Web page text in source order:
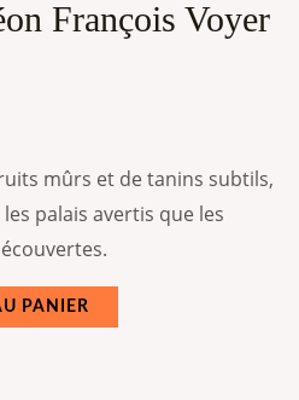
François Voyer
mûrs et de tanins subtils,
palais avertis que les
PANIER